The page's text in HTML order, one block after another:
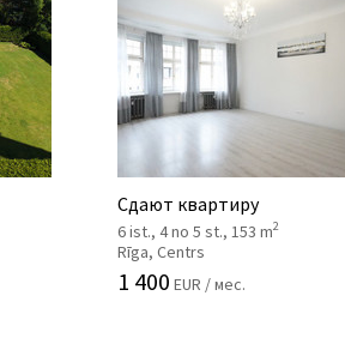
Сдают квартиру
6 ist., 4 no 5 st., 153 m2
Rīga, Centrs
1 400 EUR / мес.